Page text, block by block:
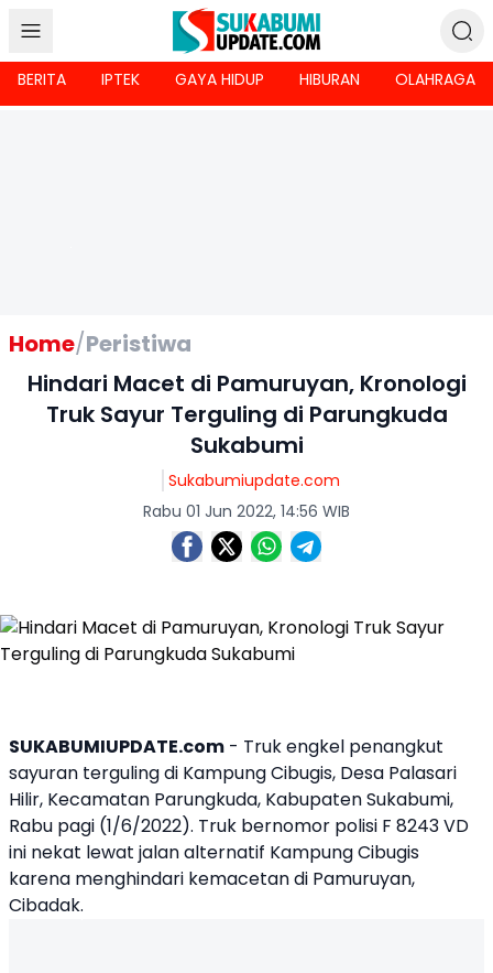
BERITA IPTEK GAYA HIDUP HIBURAN OLAHRAGA
Home/Peristiwa
Hindari Macet di Pamuruyan, Kronologi
Truk Sayur Terguling di Parungkuda
Sukabumi
Sukabumiupdate.com
Rabu 01 Jun 2022, 14:56 WIB
SUKABUMIUPDATE.com - Trukengkel penangkut
sayuran terguling di Kampung Cibugis, Desa Palasari
Hilir, Kecamatan Parungkuda, KabupatenSukabumi,
Rabu pagi (1/6/2022). Truk bernomor polisi F 8243 VD
ini nekat lewat jalan alternatif Kampung Cibugis
karena menghindari kemacetan di Pamuruyan,
Cibadak.